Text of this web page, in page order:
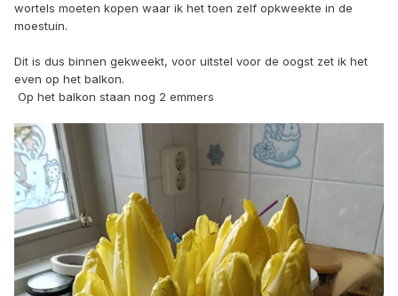
wortels moeten kopen waar ik het toen zelf opkweekte in de
moestuin.
Dit is dus binnen gekweekt, voor uitstel voor de oogst zet ik het
even op het balkon.
Op het balkon staan nog 2 emmers